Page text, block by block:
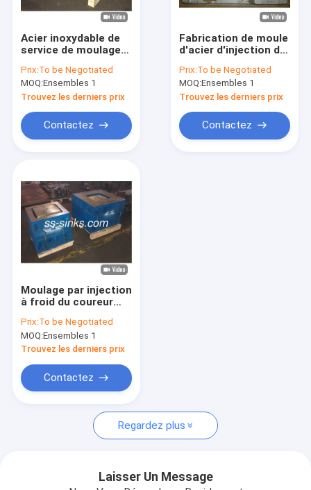
Acier inoxydable de
service de moulage
moule d'évier de
cuisine d'OEM
Prix:To be Negotiated
MOQ:Ensembles 1
Trouvez les derniers prix
Contactez
Fabrication de moule
d'acier d'injection de
d'évier de cuisine
S316
Prix:To be Negotiated
MOQ:Ensembles 1
Trouvez les derniers prix
Contactez
Moulage par injection
à froid du coureur
service de moulage
de moule d'évier de
cuisine
Prix:To be Negotiated
MOQ:Ensembles 1
Trouvez les derniers prix
Contactez
Regardez plus
Laisser Un Message